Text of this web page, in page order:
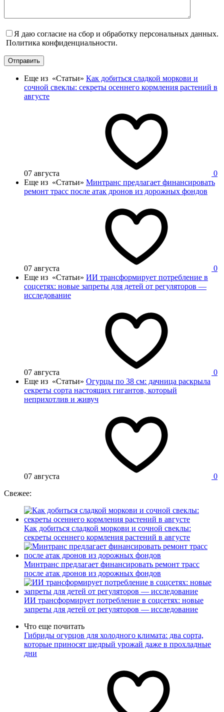
Я даю согласие на сбор и обработку персональных данных.
Политика конфиденциальности.
Отправить
Еще из «Статьи» Как добиться сладкой моркови и
сочной свеклы: секреты осеннего кормления растений в
августе
07 августа
0
Еще из «Статьи» Минтранс предлагает финансировать
ремонт трасс после атак дронов из дорожных фондов
07 августа
0
Еще из «Статьи» ИИ трансформирует потребление в
соцсетях: новые запреты для детей от регуляторов —
исследование
07 августа
0
Еще из «Статьи» Огурцы по 38 см: дачница раскрыла
секреты сорта настоящих гигантов, который
неприхотлив и живуч
07 августа
0
Свежее:
Как добиться сладкой моркови и сочной свеклы:
секреты осеннего кормления растений в августе
Минтранс предлагает финансировать ремонт трасс
после атак дронов из дорожных фондов
ИИ трансформирует потребление в соцсетях: новые
запреты для детей от регуляторов — исследование
Что еще почитать
Гибриды огурцов для холодного климата: два сорта,
которые приносят щедрый урожай даже в прохладные
дни